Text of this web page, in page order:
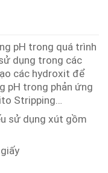
pH trong quá trình
dụng trong các
các hydroxit để
pH trong phản ứng
Stripping…
sử dụng xút gồm